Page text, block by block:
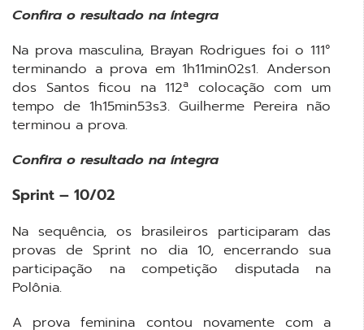
Confira o resultado na íntegra
Na prova masculina, Brayan Rodrigues foi o 111°
terminando a prova em 1h11min02s1. Anderson
dos Santos ficou na 112ª colocação com um
tempo de 1h15min53s3. Guilherme Pereira não
terminou a prova.
Confira o resultado na íntegra
Sprint – 10/02
Na sequência, os brasileiros participaram das
provas de Sprint no dia 10, encerrando sua
participação na competição disputada na
Polônia.
A prova feminina contou novamente com a